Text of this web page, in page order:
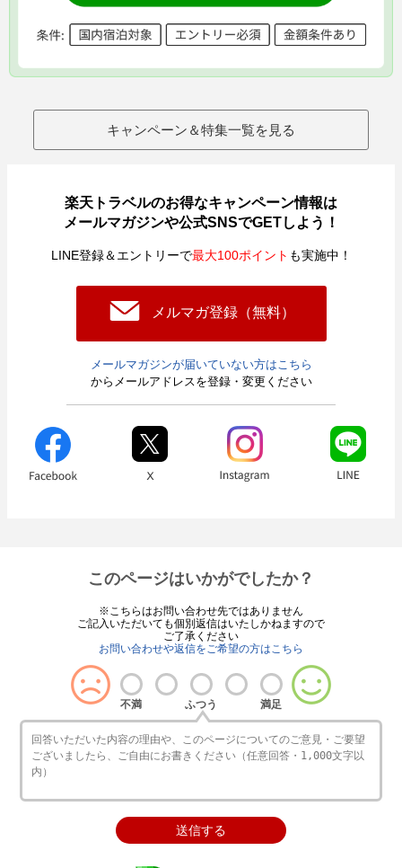
キャンペーン＆特集一覧を見る
楽天トラベルのお得なキャンペーン情報は
メールマガジンや公式SNSでGETしよう！
LINE登録＆エントリーで最大100ポイント も実施中！
メルマガ登録（無料）
メールマガジンが届いていない方はこちら
からメールアドレスを登録・変更ください
このページはいかがでしたか？
※こちらはお問い合わせ先ではありません
ご記入いただいても個別返信はいたしかねますので
ご了承ください
お問い合わせや返信をご希望の方はこちら
不満 ふつう 満足